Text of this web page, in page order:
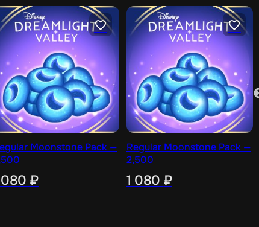
Moonstone Pack —
080 ₽
Regular Moonstone Pack —
2,500
1 080 ₽